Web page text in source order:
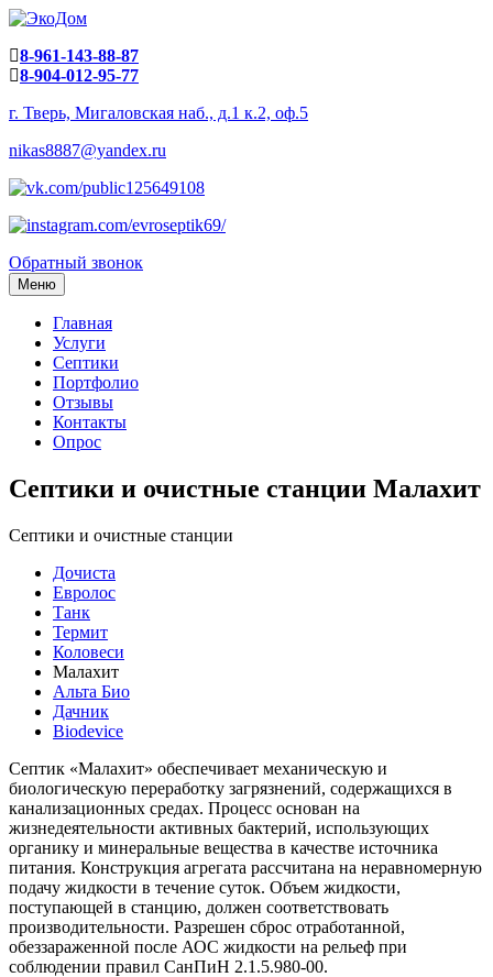
8-961-143-88-87
8-904-012-95-77
г. Тверь, Мигаловская наб., д.1 к.2, оф.5
nikas8887@yandex.ru
Обратный звонок
Меню
Главная
Услуги
Септики
Портфолио
Отзывы
Контакты
Опрос
Септики и очистные станции Малахит
Септики и очистные станции
Дочиста
Евролос
Танк
Термит
Коловеси
Малахит
Альта Био
Дачник
Biodevice
Септик «Малахит» обеспечивает механическую и
биологическую переработку загрязнений, содержащихся в
канализационных средах. Процесс основан на
жизнедеятельности активных бактерий, использующих
органику и минеральные вещества в качестве источника
питания. Конструкция агрегата рассчитана на неравномерную
подачу жидкости в течение суток. Объем жидкости,
поступающей в станцию, должен соответствовать
производительности. Разрешен сброс отработанной,
обеззараженной после АОС жидкости на рельеф при
соблюдении правил СанПиН 2.1.5.980-00.